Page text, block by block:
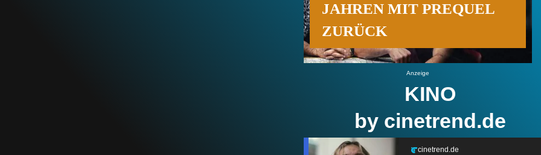
JAHREN MIT PREQUEL
ZURÜCK
Anzeige
KINO
by cinetrend.de
cinetrend.de